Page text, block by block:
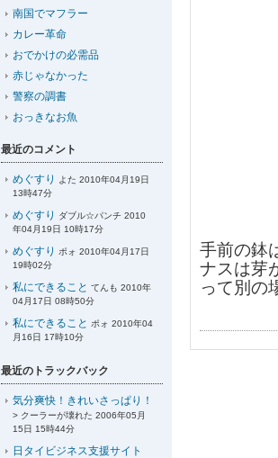
手前の鉢
ナスは芽
って別の
南国でマフラー
カレー革命
おでかけの必需品
赤じゃなかった
警察の調書
おっきなお魚
最近のコメント
めぐすり よた 2010年04月19日
13時47分
めぐすり
ダブル☆パンチ 2010
年04月19日 10時17分
めぐすり
ポォ 2010年04月17日
19時02分
私にできること てんも 2010年
04月17日 08時50分
私にできること ポォ 2010年04
月16日 17時10分
最近のトラックバック
気分爽快！きれいさっぱり！
> クーラーが壊れた 2006年05月
15日 15時44分
日タイビジネス支援サイト